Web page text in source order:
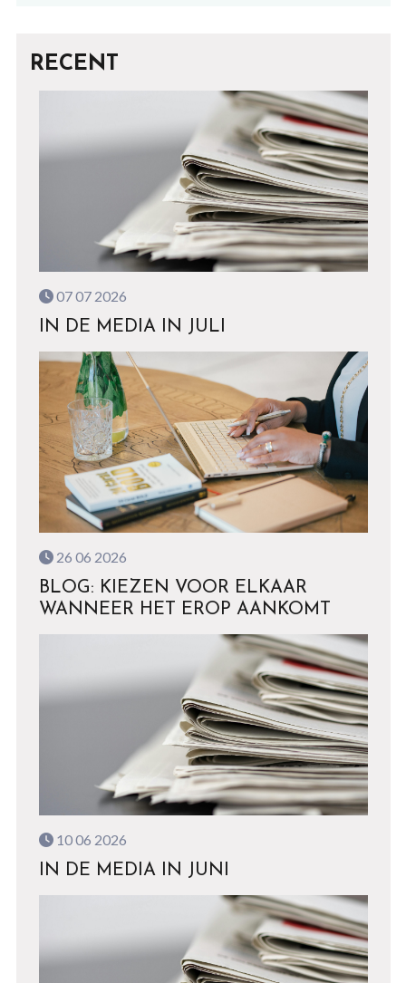
RECENT
07 07 2026
IN DE MEDIA IN JULI
26 06 2026
BLOG: KIEZEN VOOR ELKAAR
WANNEER HET EROP AANKOMT
10 06 2026
IN DE MEDIA IN JUNI